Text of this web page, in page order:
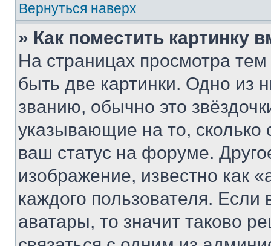
Вернуться наверх
» Как поместить картинку
На страницах просмотра
быть две картинки. Одно из
званию, обычно это
указывающие на то,
ваш статус на форуме.
изображение, известно как
каждого пользователя.
аватары, то значит таково